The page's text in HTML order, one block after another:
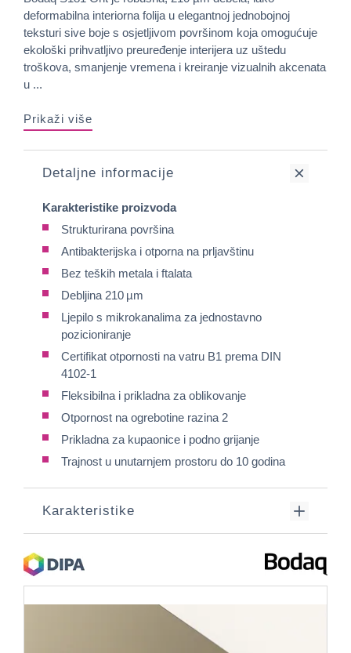
deformabilna interiorna folija u elegantnoj jednobojnoj
teksturi sive boje s osjetljivom površinom koja omogućuje
ekološki prihvatljivo preuređenje interijera uz uštedu
troškova, smanjenje vremena i kreiranje vizualnih akcenata
u ...
Prikaži više
Detaljne informacije
Karakteristike proizvoda
Strukturirana površina
Antibakterijska i otporna na prljavštinu
Bez teških metala i ftalata
Debljina 210 µm
Ljepilo s mikrokanalima za jednostavno
pozicioniranje
Certifikat otpornosti na vatru B1 prema DIN
4102-1
Fleksibilna i prikladna za oblikovanje
Otpornost na ogrebotine razina 2
Prikladna za kupaonice i podno grijanje
Trajnost u unutarnjem prostoru do 10 godina
Karakteristike